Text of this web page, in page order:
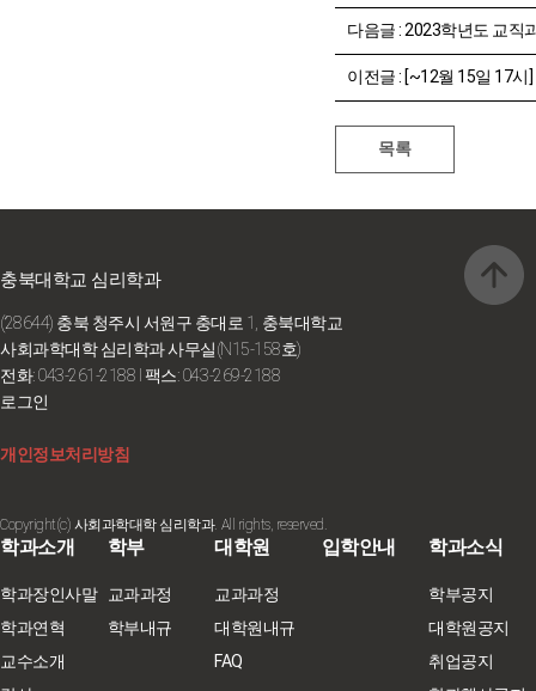
다음글 : 2023학년도 교직과정 이
이전글 : [~12월 15일 17시] 학생생활상담소 방학 봉
충북대학교 심리학과
(28644) 충북 청주시 서원구 충대로 1, 충북대학교
사회과학대학 심리학과 사무실(N15-158호)
전화: 043-261-2188 I 팩스: 043-269-2188
로그인
개인정보처리방침
Copyright(c) 사회과학대학 심리학과. All rights, reserved.
학과소개
학과장인사말
학과연혁
교수소개
학부
교과과정
학부내규
대학원
교과과정
대학원내규
FAQ
입학안내 학과소식
학부공지
대학원공지
취업공지